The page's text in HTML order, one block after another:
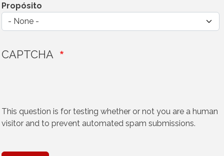
Propósito
CAPTCHA
This question is for testing whether or not you are a human
visitor and to prevent automated spam submissions.